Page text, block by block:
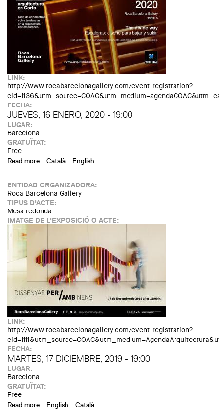
LINK:
http://www.rocabarcelonagallery.com/event-registration?
FECHA:
JUEVES, 16 ENERO, 2020 - 19:00
LUGAR:
Barcelona
GRATUÏTAT:
Free
Read more about Arquitectura en corto. Escaleras. Diseño para bajar y
Català English
ENTIDAD ORGANIZADORA:
Roca Barcelona Gallery
TIPUS D'ACTE:
Mesa redonda
IMATGE DE L'EXPOSICIÓ O ACTE:
LINK:
http://www.rocabarcelonagallery.com/event-registration?
FECHA:
MARTES, 17 DICIEMBRE, 2019 - 19:00
LUGAR:
Barcelona
GRATUÏTAT:
Free
Read more about Diseñar para/con niños
English Català